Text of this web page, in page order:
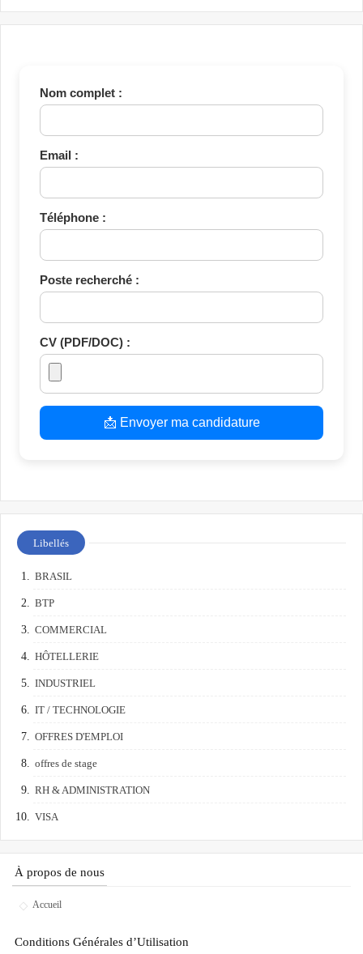
Nom complet :
Email :
Téléphone :
Poste recherché :
CV (PDF/DOC) :
📩 Envoyer ma candidature
Libellés
BRASIL
BTP
COMMERCIAL
HÔTELLERIE
INDUSTRIEL
IT / TECHNOLOGIE
OFFRES D'EMPLOI
offres de stage
RH & ADMINISTRATION
VISA
À propos de nous
Accueil
Conditions Générales d’Utilisation